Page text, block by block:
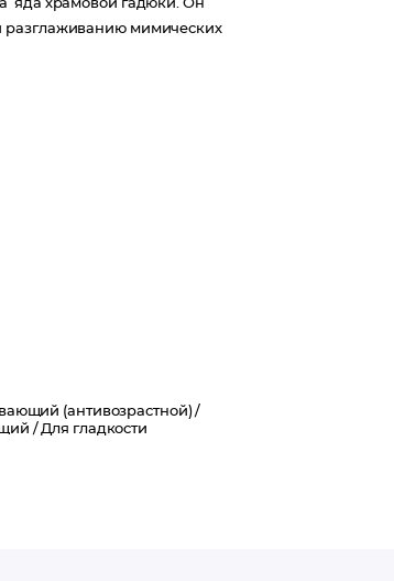
яда храмовой гадюки. Он
разглаживанию мимических
(антивозрастной) /
/Для гладкости